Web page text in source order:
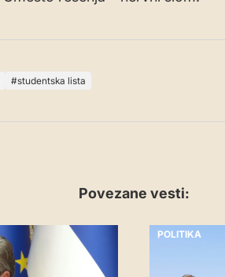
studentska lista
Povezane vesti:
POLITIKA